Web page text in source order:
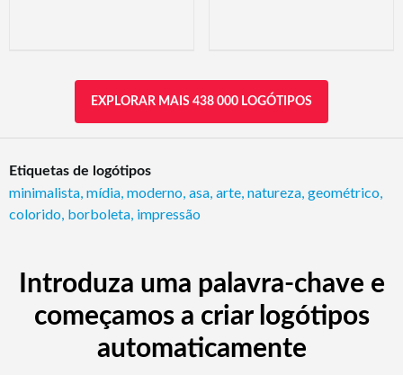
EXPLORAR MAIS 438 000 LOGÓTIPOS
Etiquetas de logótipos
minimalista mídia moderno asa arte natureza geométrico
colorido borboleta impressão
Introduza uma palavra-chave e
começamos a criar logótipos
automaticamente